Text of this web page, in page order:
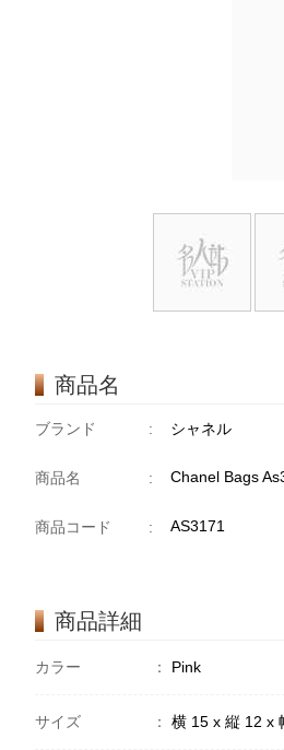
商品名
ブランド : シャネル
商品名 : Chanel Bags
商品コード : AS3171
商品詳細
カラー ： Pink
サイズ ： 横 15 x 縦 12 x